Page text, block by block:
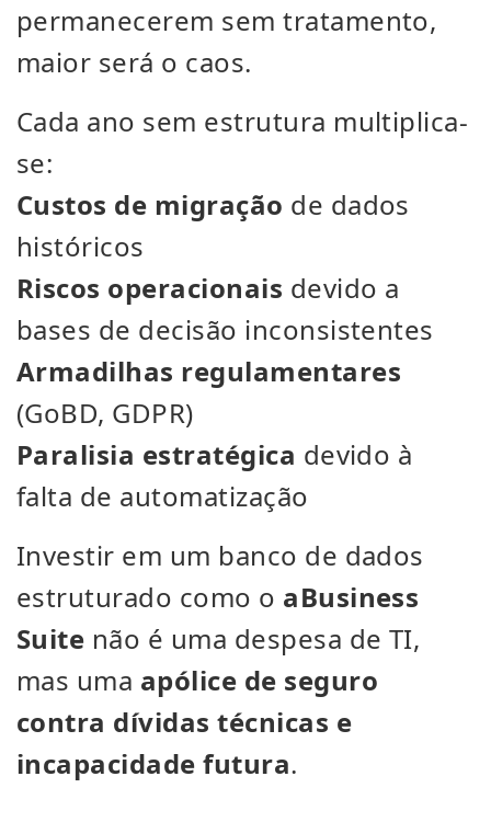
permanecerem sem tratamento,
maior será o caos.
Cada ano sem estrutura multiplica-
se:
Custos de migração de dados
históricos
Riscos operacionais devido a
bases de decisão inconsistentes
Armadilhas regulamentares
(GoBD, GDPR)
Paralisia estratégica devido à
falta de automatização
Investir em um banco de dados
estruturado como o aBusiness
Suite não é uma despesa de TI,
mas uma apólice de seguro
contra dívidas técnicas e
incapacidade futura.